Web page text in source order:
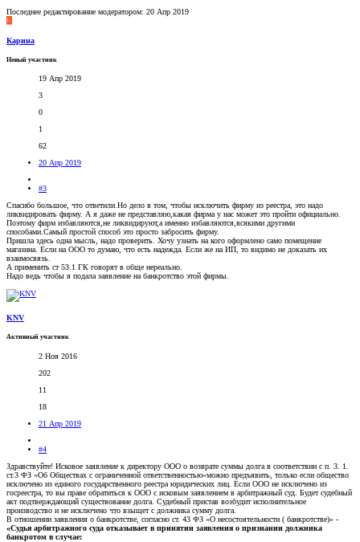
Последнее редактирование модератором: 20 Апр 2019
К
Карина
Новый участник
19 Апр 2019
3
0
1
62
20 Апр 2019
#3
Спасибо большое, что ответили.Но дело в том, чтобы исключить фирму из реестра, это надо
ликвидировать фирму. А я даже не представляю,какая фирма у нас может это пройти официально.
Поэтому фирм избавляются,не ликвидируют,а именно избавляются,всякими другими
способами.Самый простой способ это просто забросить фирму.
Пришла здесь одна мысль, надо проверить. Хочу узнать на кого оформлено само помещение
магазина. Если на ООО то думаю, что есть надежда. Если же на ИП, то видимо не доказать их
взаимосвязь.
А применить ст 53.1 ГК говорят в обще нереально.
Надо ведь чтобы я подала заявление на банкротство этой фирмы.
KNV
Активный участник
2 Ноя 2016
202
11
18
21 Апр 2019
#4
Здравствуйте! Исковое заявление к директору ООО о возврате суммы долга в соответствии с п. 3. 1.
ст.3 ФЗ «Об Обществах с ограниченной ответственностью»можно предъявить, только если общество
исключено из единого государственного реестра юридических лиц. Если ООО не исключено из
госреестра, то вы праве обратиться к ООО с исковым заявлением в арбитражный суд. Будет судебный
акт подтверждающий существование долга. Судебный пристав возбудит исполнительное
производство и не исключено что взыщет с должника сумму долга.
В отношении заявления о банкротстве, согласно ст. 43 ФЗ «О несостоятельности ( банкротстве)» -
«Судья арбитражного суда отказывает в принятии заявления о признании должника
банкротом в случае: